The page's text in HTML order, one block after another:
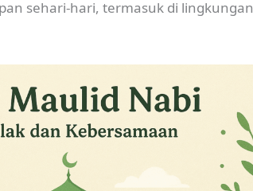
sehari-hari, termasuk di lingkungan